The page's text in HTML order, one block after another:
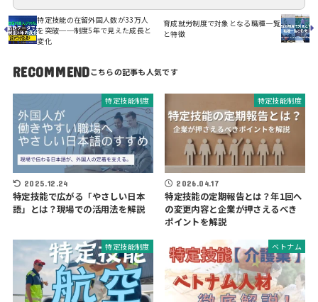
特定技能の在留外国人数が33万人
を突破──制度5年で見えた成長と
変化
育成就労制度で対象となる職種一覧
と特徴
RECOMMEND
特定技能制度
2025.12.24
特定技能で広がる「やさしい日本
語」とは？現場での活用法を解説
特定技能制度
2026.04.17
特定技能の定期報告とは？年1回へ
の変更内容と企業が押さえるべき
ポイントを解説
特定技能制度 ベトナム